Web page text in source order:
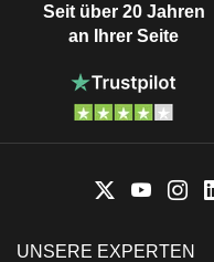
Seit über 20 Jahren
an Ihrer Seite
UNSERE EXPERTEN